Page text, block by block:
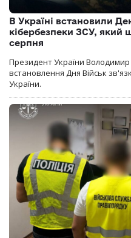
В Україні встановили
кібербезпеки ЗСУ, який
серпня
Президент України
встановлення Дня Військ
України.